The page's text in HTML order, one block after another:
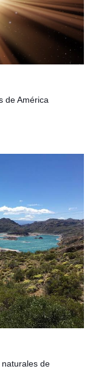
de América
de